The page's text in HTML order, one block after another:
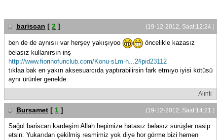
(19-12-2012, Saat:12:24 )
bariscan [ 2 ]
ben de de aynısıı var herşey yakışıyoo
öncelikle kazasız
belasız kullanırsın inş
http://www.fiorinofunclub.com/Konu-sLm-h...2#pid23112
tıklaa bak en yakın aksesuarcıda yaptırabilirsin fark etmıyo iyisi kötüsü
aynı ürünler genelde..
Alıntı
(19-12-2012, Saat:14:21 )
Bursamet [ 1 ]
Sağol bariscan kardeşim Allah hepimize hatasız belasız sürüşler nasip
etsin. Yukarıdan çekilmiş resmimiz yok diye hor görme bizi hemen